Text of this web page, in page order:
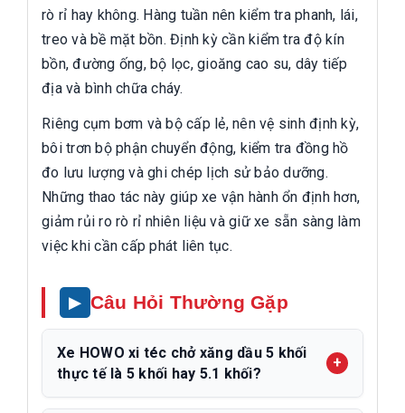
rò rỉ hay không. Hàng tuần nên kiểm tra phanh, lái,
treo và bề mặt bồn. Định kỳ cần kiểm tra độ kín
bồn, đường ống, bộ lọc, gioăng cao su, dây tiếp
địa và bình chữa cháy.
Riêng cụm bơm và bộ cấp lẻ, nên vệ sinh định kỳ,
bôi trơn bộ phận chuyển động, kiểm tra đồng hồ
đo lưu lượng và ghi chép lịch sử bảo dưỡng.
Những thao tác này giúp xe vận hành ổn định hơn,
giảm rủi ro rò rỉ nhiên liệu và giữ xe sẵn sàng làm
việc khi cần cấp phát liên tục.
Câu Hỏi Thường Gặp
Xe HOWO xi téc chở xăng dầu 5 khối
thực tế là 5 khối hay 5.1 khối?